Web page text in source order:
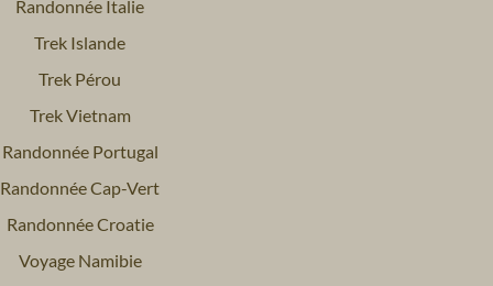
Randonnée Italie
Trek Islande
Trek Pérou
Trek Vietnam
Randonnée Portugal
Randonnée Cap-Vert
Randonnée Croatie
Voyage Namibie